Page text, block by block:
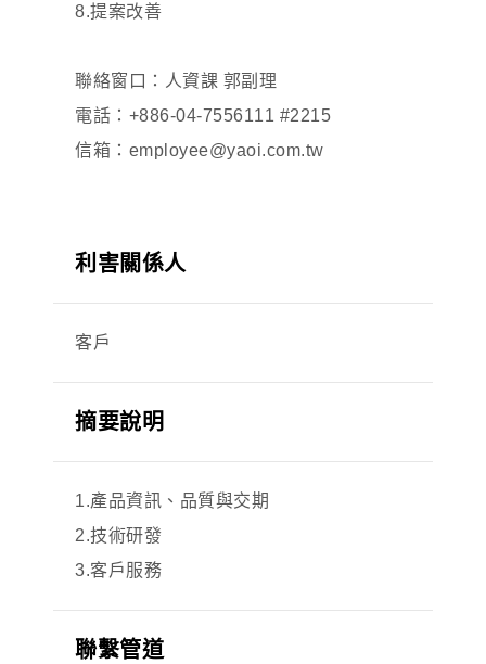
8.提案改善
聯絡窗口：人資課 郭副理
電話：+886-04-7556111 #2215
信箱：employee@yaoi.com.tw
利害關係人
客戶
摘要說明
1.產品資訊、品質與交期
2.技術研發
3.客戶服務
聯繫管道